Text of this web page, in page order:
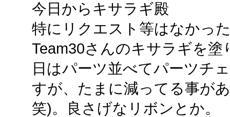
今日からキサラギ殿
特にリクエスト等はなかっ
Team30さんのキサラギを
日はパーツ並べてパーツチ
すが、たまに減ってる事が
笑)。良さげなリボンとか。